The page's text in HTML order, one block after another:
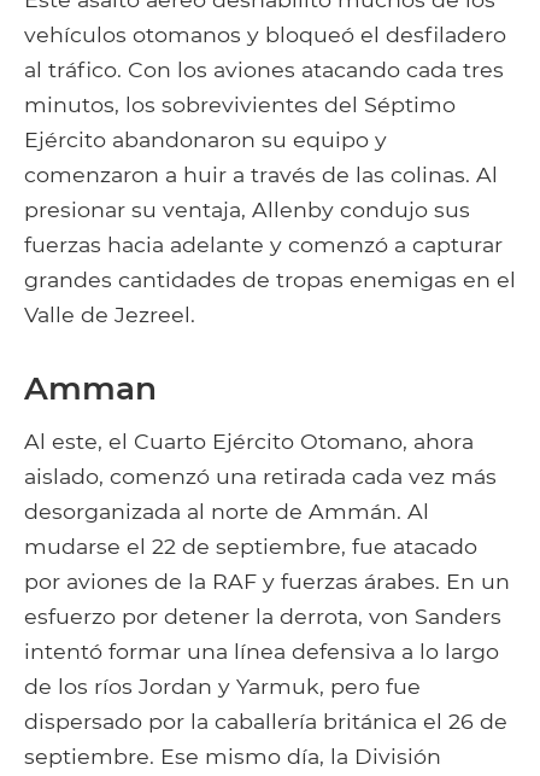
vehículos otomanos y bloqueó el desfiladero
al tráfico. Con los aviones atacando cada tres
minutos, los sobrevivientes del Séptimo
Ejército abandonaron su equipo y
comenzaron a huir a través de las colinas. Al
presionar su ventaja, Allenby condujo sus
fuerzas hacia adelante y comenzó a capturar
grandes cantidades de tropas enemigas en el
Valle de Jezreel.
Amman
Al este, el Cuarto Ejército Otomano, ahora
aislado, comenzó una retirada cada vez más
desorganizada al norte de Ammán. Al
mudarse el 22 de septiembre, fue atacado
por aviones de la RAF y fuerzas árabes. En un
esfuerzo por detener la derrota, von Sanders
intentó formar una línea defensiva a lo largo
de los ríos Jordan y Yarmuk, pero fue
dispersado por la caballería británica el 26 de
septiembre. Ese mismo día, la División